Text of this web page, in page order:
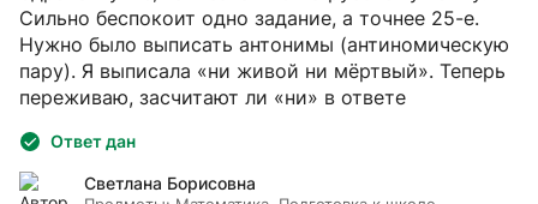
Сильно беспокоит одно задание, а точнее 25-е.
Нужно было выписать антонимы (антиномическую
пару). Я выписала «ни живой ни мёртвый». Теперь
переживаю, засчитают ли «ни» в ответе
Ответ дан
Светлана Борисовна